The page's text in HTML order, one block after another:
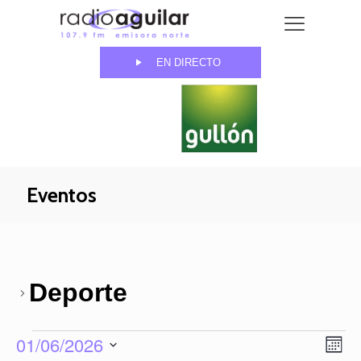
EN DIRECTO
Eventos
Deporte
Eventos
Mes
01/06/2026